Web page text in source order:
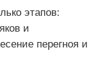
этапов:
и
перегноя и